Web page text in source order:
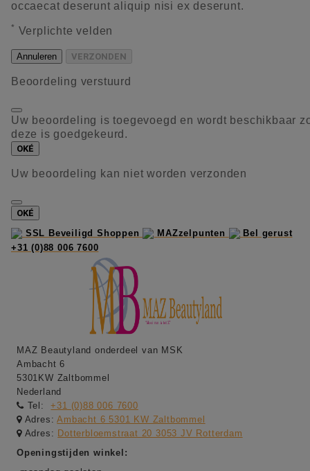
occaecat deserunt aliquip nisi ex deserunt.
* Verplichte velden
Annuleren VERZONDEN
Beoordeling verstuurd
Uw beoordeling is toegevoegd en wordt beschikbaar
deze is goedgekeurd.
OKÉ
Uw beoordeling kan niet worden verzonden
OKÉ
SSL Beveiligd Shoppen
MAZzelpunten
Bel gerust
+31 (0)88 006 7600
MAZ Beautyland onderdeel van MSK
Ambacht 6
5301KW Zaltbommel
Nederland
Tel:
+31 (0)88 006 7600
Adres:Ambacht 6 5301 KW Zaltbommel
Adres: Dotterbloemstraat 20 3053 JV Rotterdam
Openingstijden winkel: